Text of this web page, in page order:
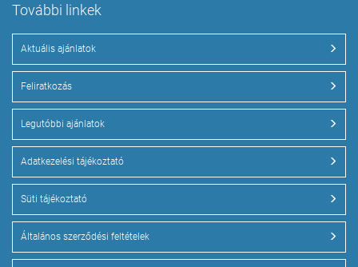
További linkek
Aktuális ajánlatok
Feliratkozás
Legutóbbi ajánlatok
Adatkezelési tájékoztató
Süti tájékoztató
Általános szerződési feltételek